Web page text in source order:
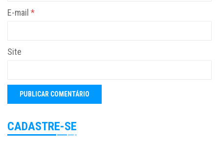
E-mail *
Site
CADASTRE-SE